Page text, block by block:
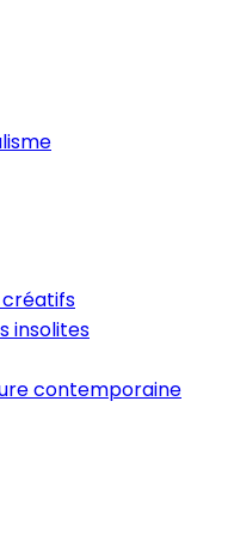
insolites
contemporaine